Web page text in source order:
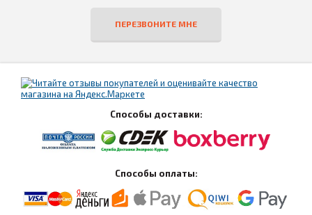
ПЕРЕЗВОНИТЕ МНЕ
Способы доставки:
Способы оплаты: